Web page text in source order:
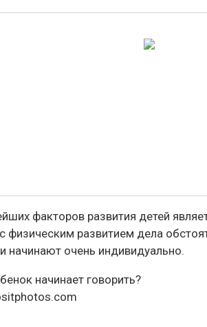
факторов развития детей
с физическим развитием дела
начинают очень индивидуально.